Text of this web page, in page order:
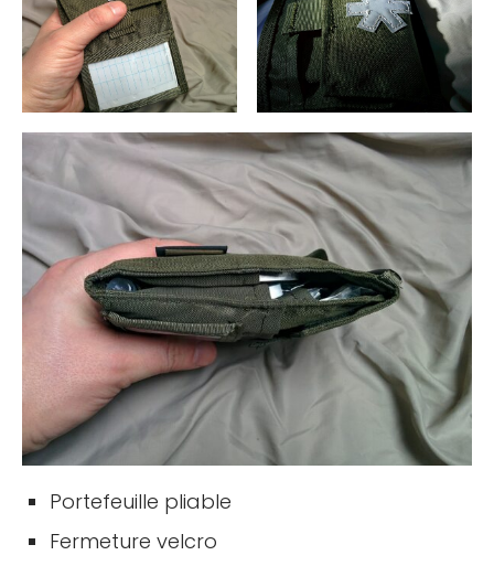
Portefeuille pliable
Fermeture velcro